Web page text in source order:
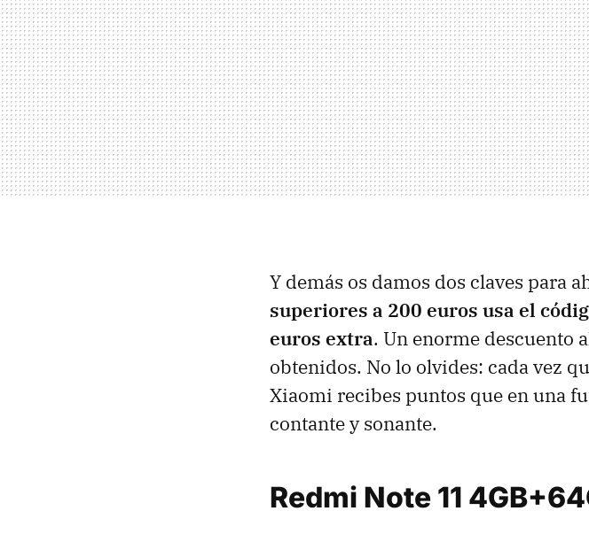
Y demás os damos dos claves para
superiores a 200 euros usa el
euros extra. Un enorme descuento
obtenidos. No lo olvides: cada vez
Xiaomi recibes puntos que en una
contante y sonante.
Redmi Note 11